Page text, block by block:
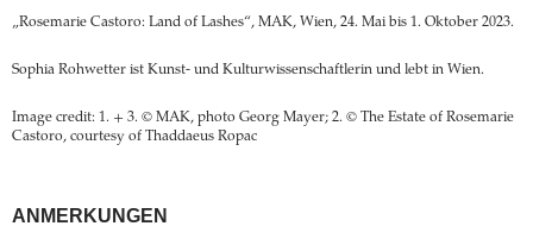
„Rosemarie Castoro: Land of Lashes“, MAK, Wien, 24. Mai bis 1. Oktober 2023.
Sophia Rohwetter ist Kunst- und Kulturwissenschaftlerin und lebt in Wien.
Image credit: 1. + 3. © MAK, photo Georg Mayer; 2. © The Estate of Rosemarie
Castoro, courtesy of Thaddaeus ­Ropac
ANMERKUNGEN